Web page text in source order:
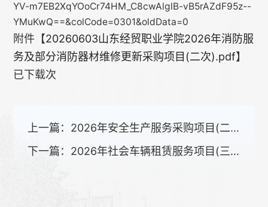
YV-m7EB2XqYOoCr74HM_C8cwAlglB-vB5rAZdF95z--
YMuKwQ==&colCode=0301&oldData=0
附件【20260603山东经贸职业学院2026年消防服
务及部分消防器材维修更新采购项目(二次).pdf】
已下载次
上一篇： 2026年安全生产服务采购项目(二次)竞争性磋商公告
下一篇： 2026年社会车辆租赁服务项目(三次)成交公告